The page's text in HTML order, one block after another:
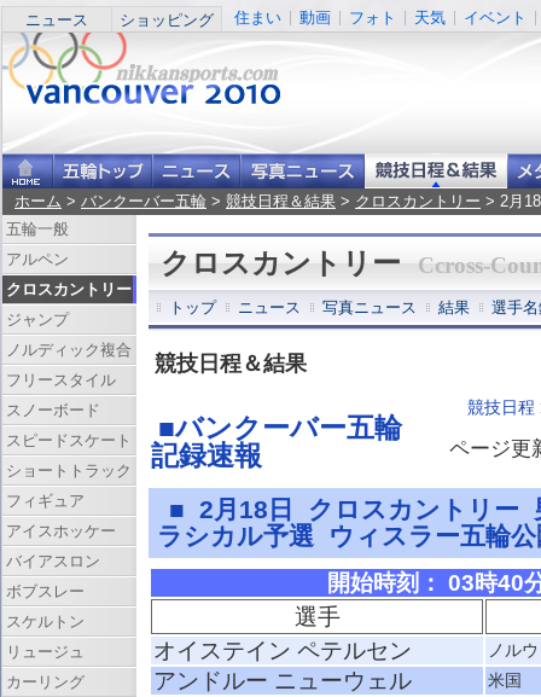
ニュース ショッピング 住まい 動画 フォト 天気 イベント
ホーム > バンクーバー五輪 > 競技日程＆結果 > クロスカントリー > 2月
クロスカントリー Ccross-
トップ ニュース 写真ニュース 結果 選手
競技日程＆結果
■バンクーバー五輪
記録速報
競技日程
ページ更
■ 2月18日 クロスカントリー
ラシカル予選 ウィスラー五輪
開始時刻： 03時40
選手
オイステイン ペテルセン
ノル
アンドルー ニューウェル 米国
五輪一般
アルペン
クロスカントリー
ジャンプ
ノルディック複合
フリースタイル
スノーボード
スピードスケート
ショートトラック
フィギュア
アイスホッケー
バイアスロン
ボブスレー
スケルトン
リュージュ
カーリング